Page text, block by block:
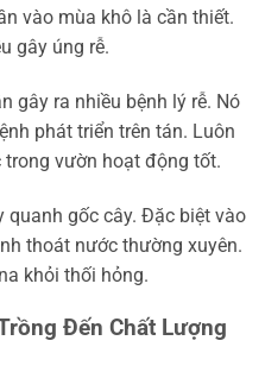
vào mùa khô là cần thiết.
gây úng rễ.
gây ra nhiều bệnh lý rễ. Nó
phát triển trên tán. Luôn
vườn hoạt động tốt.
quanh gốc cây. Đặc biệt vào
thoát nước thường xuyên.
khỏi thối hỏng.
Đến Chất Lượng